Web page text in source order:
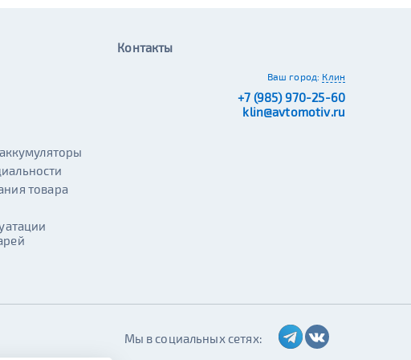
товара
Контакты
Ваш город: Клин
+7 (985) 970-25-60
klin@avtomotiv.ru
Мы в социальных сетях: